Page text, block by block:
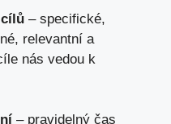
cílů ‌– specifické,‍
relevantní a
nás vedou k
– pravidelný čas